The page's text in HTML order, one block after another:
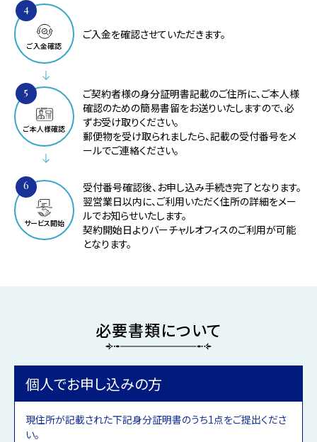
ご入金確認
4
ご入金を確認させていただきます。
ご本人様確認
5
ご契約者様の身分証明書記載のご住所に、ご本人様
確認のための簡易書留をお送りいたしますので、必
ずお受け取りください。
郵便物を受け取られましたら、記載の受付番号をメ
ールでご連絡ください。
サービス開始
6
受付番号確認後、お申し込み手続き完了となります。
翌営業日以内に、ご利用いただく住所の詳細をメー
ルでお知らせいたします。
契約開始日よりバーチャルオフィスのご利用が可能
となります。
必要書類について
個人でお申し込みの方
現住所が記載された下記身分証明書のうち1点をご提出くださ
い。